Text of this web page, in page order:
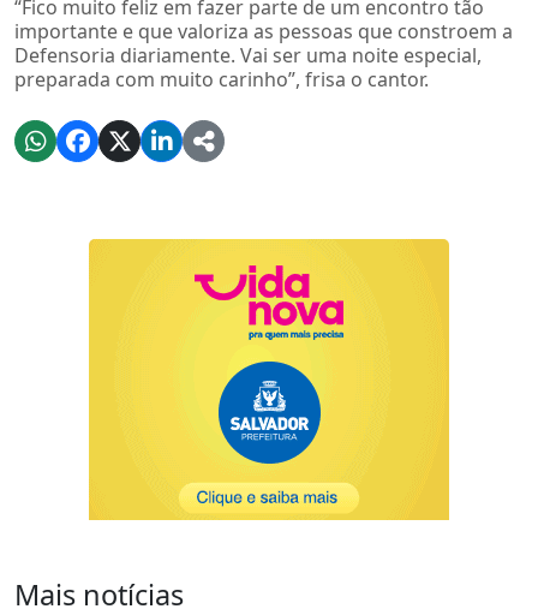
“Fico muito feliz em fazer parte de um encontro tão
importante e que valoriza as pessoas que constroem a
Defensoria diariamente. Vai ser uma noite especial,
preparada com muito carinho”, frisa o cantor.
Mais notícias